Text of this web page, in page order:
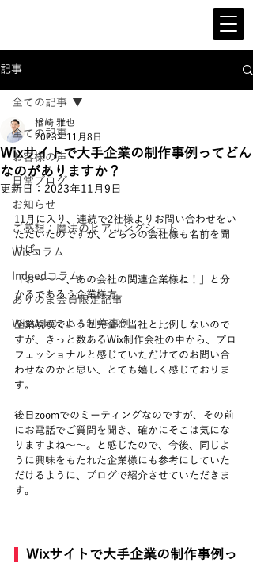
記事
全ての記事
お客様の声
日常ブログ
お知らせ
ご感想：魔法のヒアリングシート
Wixコラム
Indeedコラム
ありのま会員限定記事
WixVeloによる制作事例
全ての記事
Wixサイトで大手企業の制作事例ってどん
なのがありますか？
楢崎 雅也
2023年11月8日
更新日： 2023年11月9日
11月に入り、連続で2社様よりお問い合わせをい
ただいたのですが、どちらの会社様も名前を聞
けば、
「お～～～、あの会社の関連企業様ね！」と分
かるであろう企業様方。
企業規模でいうと完全に当社と比例しないので
すが、きっと数あるWix制作会社の中から、プロ
フェッショナルと感じていただけてのお問い合
わせなのかと思い、とても嬉しく感じておりま
す。
後日zoomでのミーティングなのですが、その前
にお電話でご質問を聞き、確かにそこは気にな
りますよね～～。と感じたので、今後、同じよ
うに興味をもたれた企業様にも参考にしていた
だけるように、ブログで紹介させていただきま
す。
  Wixサイトで大手企業の制作事例っ